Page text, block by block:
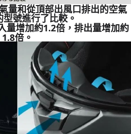
量和從頂部出風口排出的空氣
號進行了比較。
量增加約1.2倍，排出量增加約
1.8倍。